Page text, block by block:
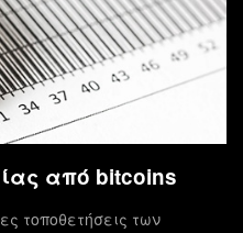
από bitcoins
τοποθετήσεις των